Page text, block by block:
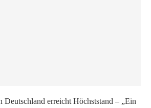
erreicht Höchststand – „Ein